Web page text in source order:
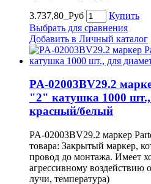
3.737,80_Руб
Купить
Выбрать для сравнения
Добавить в Личный каталог
PA-02003BV29.2
"2" катушка 1000
красный/белый
PA-02003BV29.2 маркер
товара: Закрытый маркер,
провод до монтажа. Имеет
агрессивному
лучи, температура)